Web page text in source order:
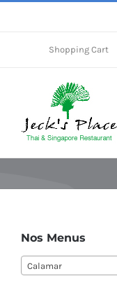
Shopping Cart
Nos Menus
Calamar